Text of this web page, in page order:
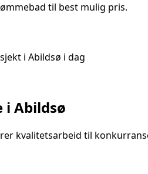
til best mulig pris.
i Abildsø i dag
i Abildsø
kvalitetsarbeid til